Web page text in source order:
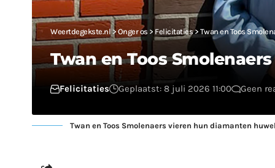
Weertdegekste.nl>Onger os > Felicitaties> Twan en Toos
Twan en Toos
Felicitaties Geplaatst: 8 juli 2026 11:00 Geen
Twan en Toos Smolenaers vieren hun diamanten